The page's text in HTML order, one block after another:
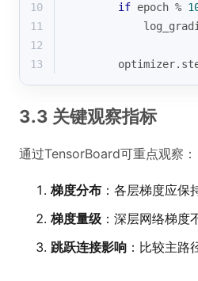
10
if epoch %
11
12
13
3.3 关键观察指标
通过TensorBoard可重点观察：
梯度分布 ：各层梯度应保
梯度量级 ：深层网络梯度
跳跃连接影响 ：比较主路